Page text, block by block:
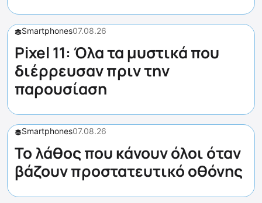
Smartphones07.08.26
Pixel 11: Όλα τα μυστικά που
διέρρευσαν πριν την
παρουσίαση
Smartphones07.08.26
Το λάθος που κάνουν όλοι όταν
βάζουν προστατευτικό οθόνης